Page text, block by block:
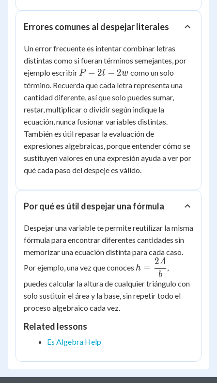
Errores comunes al despejar literales
Un error frecuente es intentar combinar letras
distintas como si fueran términos semejantes, por
ejemplo escribir P -
2l
-
P − 2l − 2w como un solo
término. Recuerda que cada letra representa una
cantidad diferente, así que solo puedes sumar,
restar, multiplicar o dividir según indique la
ecuación, nunca fusionar variables distintas.
También es útil repasar la evaluación de
expresiones algebraicas, porque entender cómo se
sustituyen valores en una expresión ayuda a ver por
qué cada paso del despeje es válido.
Por qué es útil despejar una fórmula
Despejar una variable te permite reutilizar la misma
fórmula para encontrar diferentes cantidades sin
memorizar una ecuación distinta para cada caso.
Por ejemplo, una vez que conoces h =
\dfrac{2A}
{b}
h =
b
2A
,
puedes calcular la altura de cualquier triángulo con
solo sustituir el área y la base, sin repetir todo el
proceso algebraico cada vez.
Related lessons
Es Algebra Help